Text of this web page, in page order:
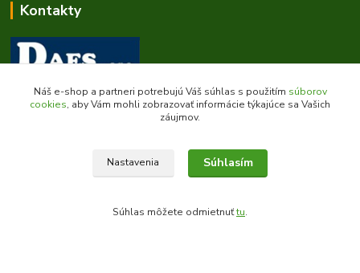
Kontakty
Zákaznícka podpora daes.sk
Náš e-shop a partneri potrebujú Váš súhlas s použitím súborov
cookies, aby Vám mohli zobrazovať informácie týkajúce sa Vašich
záujmov.
Nastavenia Súhlasím
Súhlas môžete odmietnuťtu.